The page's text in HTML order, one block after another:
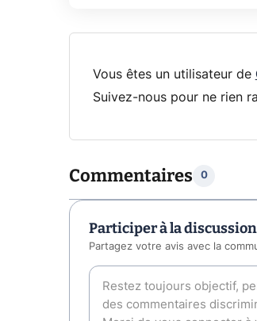
Vous êtes un utilisateur de
Suivez-nous pour ne rien
Commentaires 0
Participer à la discussion
Partagez votre avis avec la